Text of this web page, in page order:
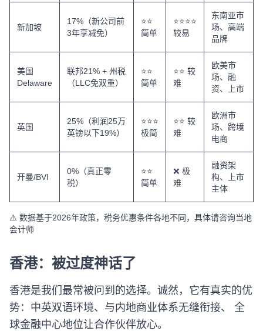
新加坡
17%（新公司前
3年享减免）
⭐⭐
简单
⭐⭐⭐⭐
较易
东南亚市
场、高端
品牌
美国
Delaware
联邦21% + 州税
（LLC免双重）
⭐⭐
简单
⭐⭐ 较
难
欧美市
场、融
资、上市
英国
25%（利润25万
英镑以下19%）
⭐⭐⭐
极简
⭐⭐ 较
难
欧洲市
场、跨境
电商
开曼/BVI
0%（真正零
税）
⭐⭐
简单
❌ 极
难
融资架
构、上市
主体
⚠️ 数据基于2026年政策，税务优惠条件各地不同，具体请咨询当地
会计师
香港：被过度神话了
香港是我们最常被问到的选择。诚然，它有真实的优
势：中英双语环境、与内地商业体系无缝衔接、 全
球金融中心地位让合作伙伴放心。